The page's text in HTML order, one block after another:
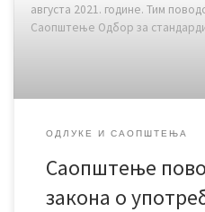
августа 2021. године. Тим
Саопштење Одбор за
ОДЛУКЕ И САОПШТЕЊА
Саопштење
закона о